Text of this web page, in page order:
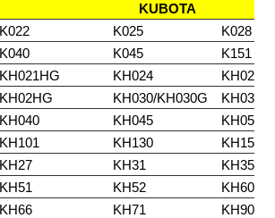
KUBOTA
K022 K025
K028
K040 K045
K151
KH021HG KH024
KH026/
KH02HG KH030/KH030G
KH040 KH045
KH055/
KH101 KH130
KH151
KH27 KH31
KH35
KH51 KH52
KH60
KH66 KH71
KH90